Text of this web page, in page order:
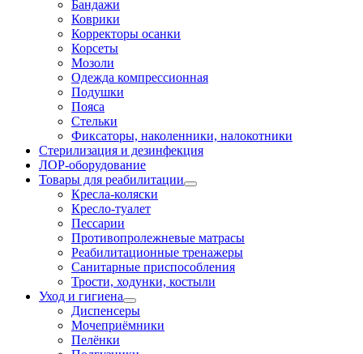
Бандажи
Коврики
Корректоры осанки
Корсеты
Мозоли
Одежда компрессионная
Подушки
Пояса
Стельки
Фиксаторы, наколенники, налокотники
Стерилизация и дезинфекция
ЛОР-оборудование
Товары для реабилитации
Кресла-коляски
Кресло-туалет
Пессарии
Противопролежневые матрасы
Реабилитационные тренажеры
Санитарные приспособления
Трости, ходунки, костыли
Уход и гигиена
Диспенсеры
Мочеприёмники
Пелёнки